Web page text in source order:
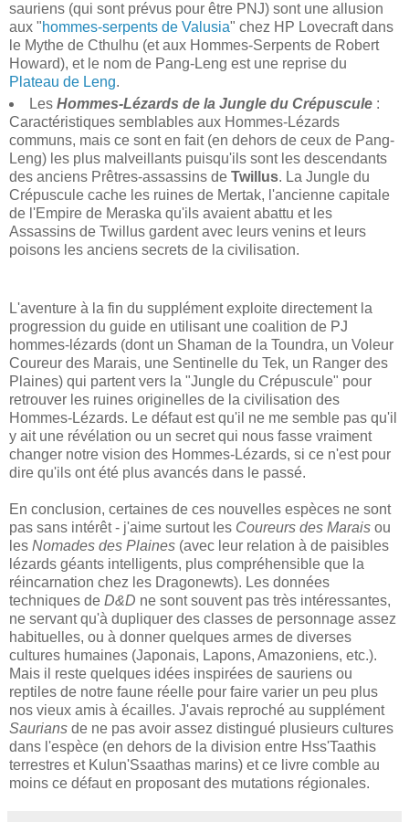
sauriens (qui sont prévus pour être PNJ) sont une allusion
aux "hommes-serpents de Valusia" chez HP Lovecraft dans
le Mythe de Cthulhu (et aux Hommes-Serpents de Robert
Howard), et le nom de Pang-Leng est une reprise du
Plateau de Leng.
Les Hommes-Lézards de la Jungle du Crépuscule:
Caractéristiques semblables aux Hommes-Lézards
communs, mais ce sont en fait (en dehors de ceux de Pang-
Leng) les plus malveillants puisqu'ils sont les descendants
des anciens Prêtres-assassins de Twillus. La Jungle du
Crépuscule cache les ruines de Mertak, l'ancienne capitale
de l'Empire de Meraska qu'ils avaient abattu et les
Assassins de Twillus gardent avec leurs venins et leurs
poisons les anciens secrets de la civilisation.
L'aventure à la fin du supplément exploite directement la
progression du guide en utilisant une coalition de PJ
hommes-lézards (dont un Shaman de la Toundra, un Voleur
Coureur des Marais, une Sentinelle du Tek, un Ranger des
Plaines) qui partent vers la "Jungle du Crépuscule" pour
retrouver les ruines originelles de la civilisation des
Hommes-Lézards. Le défaut est qu'il ne me semble pas qu'il
y ait une révélation ou un secret qui nous fasse vraiment
changer notre vision des Hommes-Lézards, si ce n'est pour
dire qu'ils ont été plus avancés dans le passé.
En conclusion, certaines de ces nouvelles espèces ne sont
pas sans intérêt - j'aime surtout les Coureurs des Marais ou
les Nomades des Plaines (avec leur relation à de paisibles
lézards géants intelligents, plus compréhensible que la
réincarnation chez les Dragonewts). Les données
techniques de D&D ne sont souvent pas très intéressantes,
ne servant qu'à dupliquer des classes de personnage assez
habituelles, ou à donner quelques armes de diverses
cultures humaines (Japonais, Lapons, Amazoniens, etc.).
Mais il reste quelques idées inspirées de sauriens ou
reptiles de notre faune réelle pour faire varier un peu plus
nos vieux amis à écailles. J'avais reproché au supplément
Saurians de ne pas avoir assez distingué plusieurs cultures
dans l'espèce (en dehors de la division entre Hss'Taathis
terrestres et Kulun'Ssaathas marins) et ce livre comble au
moins ce défaut en proposant des mutations régionales.